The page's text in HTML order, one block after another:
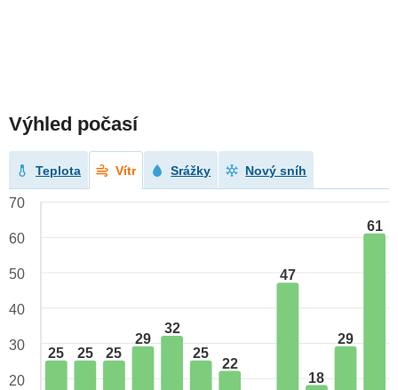
Výhled počasí
Teplota Vítr Srážky Nový sníh
25 25 25
29
32
25
22
47
18
29
61
70
60
50
40
30
20